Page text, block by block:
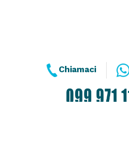
Chiamaci